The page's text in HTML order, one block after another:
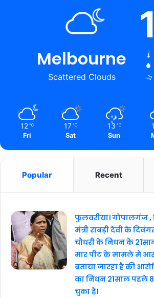
Melbourne
Scattered Clouds
12 ℃
Fri
17 ℃
Sat
13 ℃
Sun
Popular Recent
फुलवरीया। गोपालगंज ,
मंत्री राबड़ी देवी के
चौधरी के निधन के
मार पीट के मामले मे
बताया जारहा है की
का निधन 21साल पहले
चुका है।